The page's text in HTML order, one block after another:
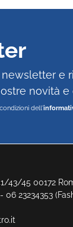
43/45 00172
06 23234353
e
novità e
dell'